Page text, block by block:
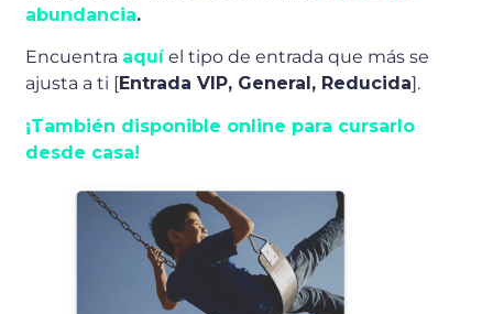
abundancia.
Encuentra aquíel tipo de entrada que más se
ajusta a ti [Entrada VIP, General, Reducida].
¡También disponible online para cursarlo
desde casa!